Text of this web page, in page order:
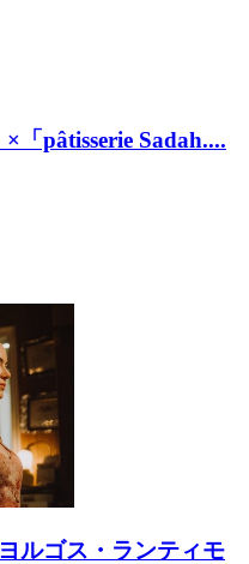
×「pâtisserie Sadah....
ルゴス・ランティモ